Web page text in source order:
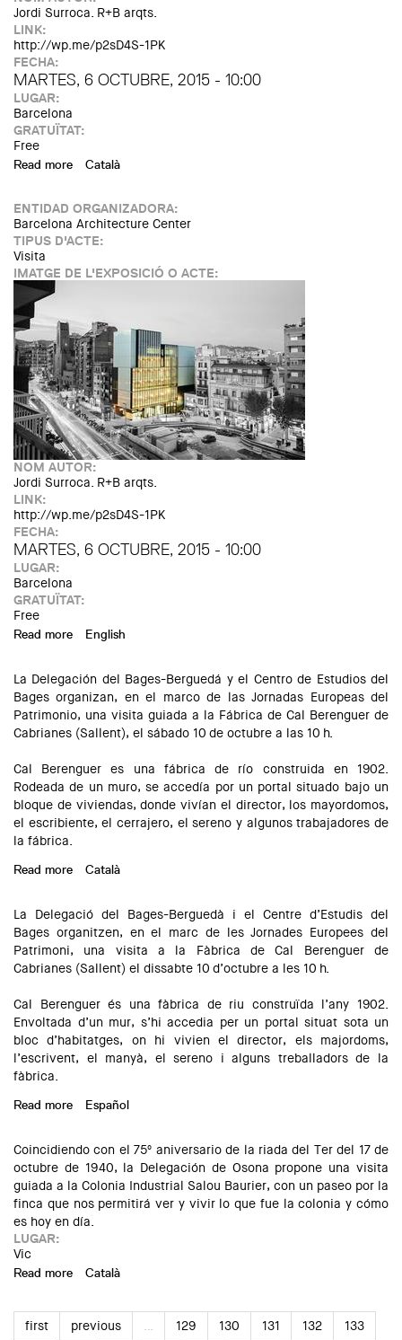
Jordi Surroca. R+B arqts.
LINK:
http://wp.me/p2sD4S-1PK
FECHA:
MARTES, 6 OCTUBRE, 2015 - 10:00
LUGAR:
Barcelona
GRATUÏTAT:
Free
Read more about Site visit to the Catalan Institute of Economists HQ
Català
ENTIDAD ORGANIZADORA:
Barcelona Architecture Center
TIPUS D'ACTE:
Visita
IMATGE DE L'EXPOSICIÓ O ACTE:
NOM AUTOR:
Jordi Surroca. R+B arqts.
LINK:
http://wp.me/p2sD4S-1PK
FECHA:
MARTES, 6 OCTUBRE, 2015 - 10:00
LUGAR:
Barcelona
GRATUÏTAT:
Free
Read more about Visita a la Seu del Col·legi d'Economistes de
English
La Delegación del Bages-Berguedá y el Centro de Estudios del
Bages organizan, en el marco de las Jornadas Europeas del
Patrimonio, una visita guiada a la Fábrica de Cal Berenguer de
Cabrianes (Sallent), el sábado 10 de octubre a las 10 h.
Cal Berenguer es una fábrica de río construida en 1902.
Rodeada de un muro, se accedía por un portal situado bajo un
bloque de viviendas, donde vivían el director, los mayordomos,
el escribiente, el cerrajero, el sereno y algunos trabajadores de
la fábrica.
Read more about Visita a la Fábrica de Cal Berenguer de Cabrianes
Català
La Delegació del Bages-Berguedà i el Centre d’Estudis del
Bages organitzen, en el marc de les Jornades Europees del
Patrimoni, una visita a la Fàbrica de Cal Berenguer de
Cabrianes (Sallent) el dissabte 10 d’octubre a les 10 h.
Cal Berenguer és una fàbrica de riu construïda l’any 1902.
Envoltada d’un mur, s’hi accedia per un portal situat sota un
bloc d’habitatges, on hi vivien el director, els majordoms,
l’escrivent, el manyà, el sereno i alguns treballadors de la
fàbrica.
Read more about Visita a la Fàbrica de Cal Berenguer de Cabrianes
Español
Coincidiendo con el 75º aniversario de la riada del Ter del 17 de
octubre de 1940, la Delegación de Osona propone una visita
guiada a la Colonia Industrial Salou Baurier, con un paseo por la
finca que nos permitirá ver y vivir lo que fue la colonia y cómo
es hoy en día.
LUGAR:
Vic
Read more about Visita a la Colonia Salou Baurier
Català
first previous … 129 130 131 132
133